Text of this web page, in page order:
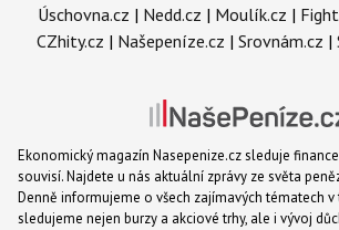
Úschovna.cz | Nedd.cz | Moulík.cz |
CZhity.cz | Našepeníze.cz | Srovnám.cz |
Ekonomický magazín Nasepenize.cz sleduje
souvisí. Najdete u nás aktuální zprávy ze světa
Denně informujeme o všech zajímavých tématech
sledujeme nejen burzy a akciové trhy, ale i vývoj